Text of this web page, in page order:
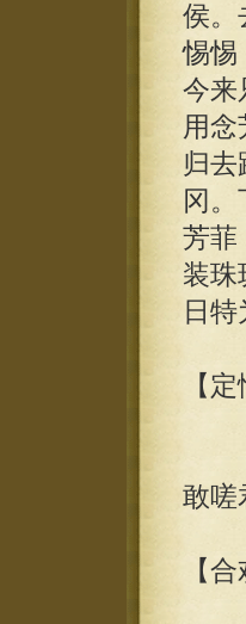
侯。
惕惕
今来
用念
归去
冈
芳菲
装珠
日特
【
敢嗟
【